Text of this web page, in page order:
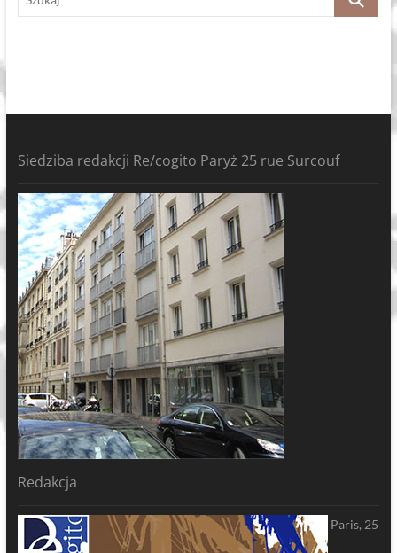
Siedziba redakcji Re/cogito Paryż 25 rue Surcouf
Redakcja
Paris, 25